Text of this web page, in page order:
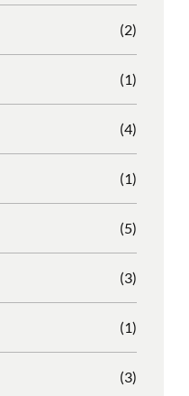
(2)
(1)
(4)
(1)
(5)
(3)
(1)
(3)